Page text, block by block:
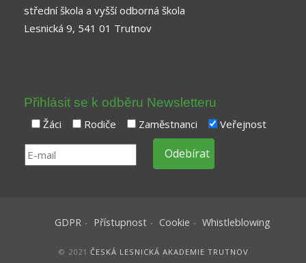
střední škola a vyšší odborná škola
Lesnická 9, 541 01 Trutnov
Přihlásit se k odběru Newsletteru
Žáci Rodiče Zaměstnanci Veřejnost
GDPR Přístupnost Cookie Whistleblowing
© 2021 ČESKÁ LESNICKÁ AKADEMIE TRUTNOV